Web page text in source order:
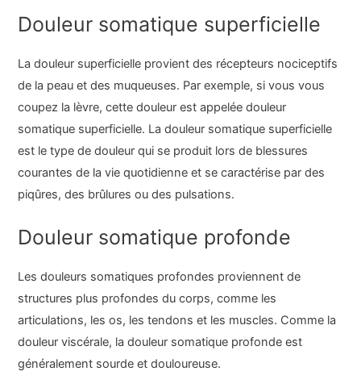
Douleur somatique superficielle
La douleur superficielle provient des récepteurs nociceptifs
de la peau et des muqueuses. Par exemple, si vous vous
coupez la lèvre, cette douleur est appelée douleur
somatique superficielle. La douleur somatique superficielle
est le type de douleur qui se produit lors de blessures
courantes de la vie quotidienne et se caractérise par des
piqûres, des brûlures ou des pulsations.
Douleur somatique profonde
Les douleurs somatiques profondes proviennent de
structures plus profondes du corps, comme les
articulations, les os, les tendons et les muscles. Comme la
douleur viscérale, la douleur somatique profonde est
généralement sourde et douloureuse.